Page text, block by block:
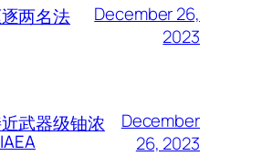
两名法
December 26,
2023
武器级铀浓
December
26, 2023